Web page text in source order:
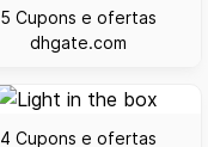
5 Cupons e ofertas
dhgate.com
4 Cupons e ofertas